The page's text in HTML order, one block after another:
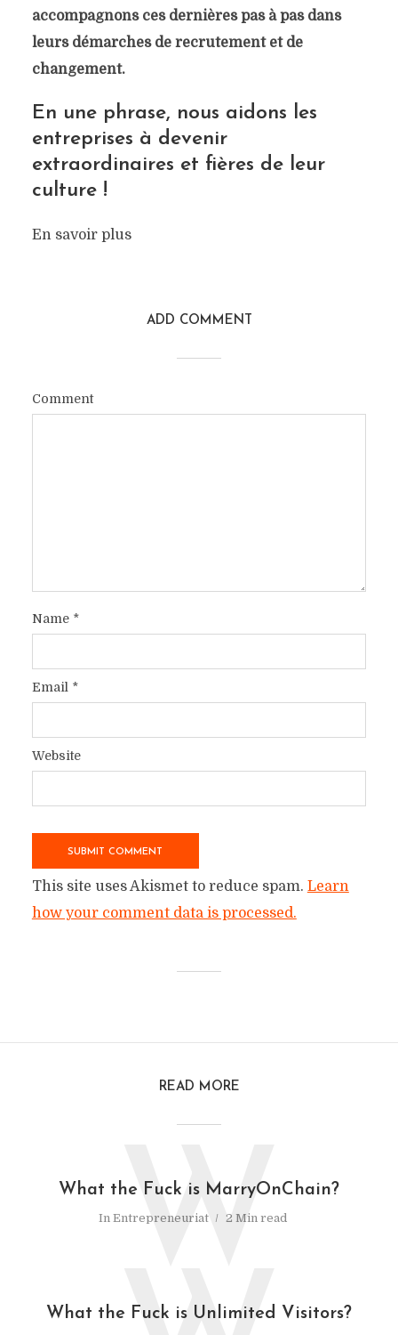
accompagnons ces dernières pas à pas dans
leurs démarches de recrutement et de
changement.
En une phrase, nous aidons les
entreprises à devenir
extraordinaires et fières de leur
culture !
En savoir plus
ADD COMMENT
Comment
Name *
Email *
Website
This site uses Akismet to reduce spam. Learn
how your comment data is processed.
READ MORE
What the Fuck is MarryOnChain?
In Entrepreneuriat 2 Min read
W
What the Fuck is Unlimited Visitors?